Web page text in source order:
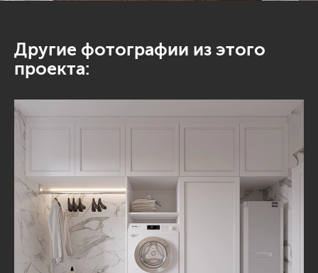
Другие фотографии из этого
проекта: